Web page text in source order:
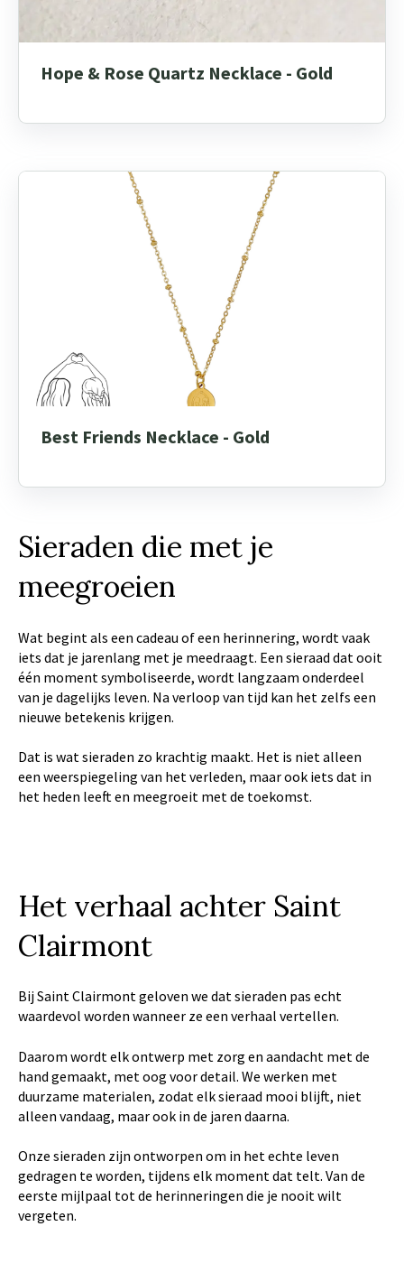
Hope & Rose Quartz Necklace - Gold
Best Friends Necklace - Gold
Sieraden die met je
meegroeien
Wat begint als een cadeau of een herinnering, wordt vaak
iets dat je jarenlang met je meedraagt. Een sieraad dat ooit
één moment symboliseerde, wordt langzaam onderdeel
van je dagelijks leven. Na verloop van tijd kan het zelfs een
nieuwe betekenis krijgen.
Dat is wat sieraden zo krachtig maakt. Het is niet alleen
een weerspiegeling van het verleden, maar ook iets dat in
het heden leeft en meegroeit met de toekomst.
Het verhaal achter Saint
Clairmont
Bij Saint Clairmont geloven we dat sieraden pas echt
waardevol worden wanneer ze een verhaal vertellen.
Daarom wordt elk ontwerp met zorg en aandacht met de
hand gemaakt, met oog voor detail. We werken met
duurzame materialen, zodat elk sieraad mooi blijft, niet
alleen vandaag, maar ook in de jaren daarna.
Onze sieraden zijn ontworpen om in het echte leven
gedragen te worden, tijdens elk moment dat telt. Van de
eerste mijlpaal tot de herinneringen die je nooit wilt
vergeten.